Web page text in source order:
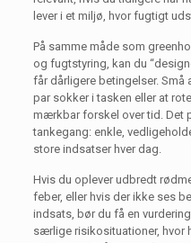
lever i et miljø, hvor fugtigt
På samme måde som
og fugtstyring, kan du
får dårligere betingelser.
par sokker i tasken eller at
mærkbar forskel over tid. Det
tankegang: enkle,
store indsatser hver dag.
Hvis du oplever udbredt
feber, eller hvis der ikke ses
indsats, bør du få en
særlige risikosituationer, hvor